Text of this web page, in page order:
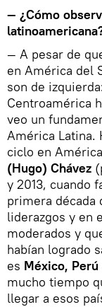
— ¿Cómo
— A pesar de
en América del
son de
Centroamérica
veo un
América Latina.
ciclo en
(Hugo) Chávez
y 2013, cuando
primera década
liderazgos y en
moderados y
habían logrado
es México,
mucho tiempo
llegar a esos